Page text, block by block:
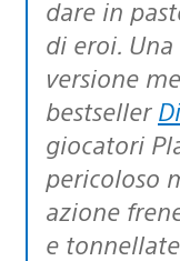
dare in
di eroi.
versione
bestseller
giocatori
pericoloso
azione
e